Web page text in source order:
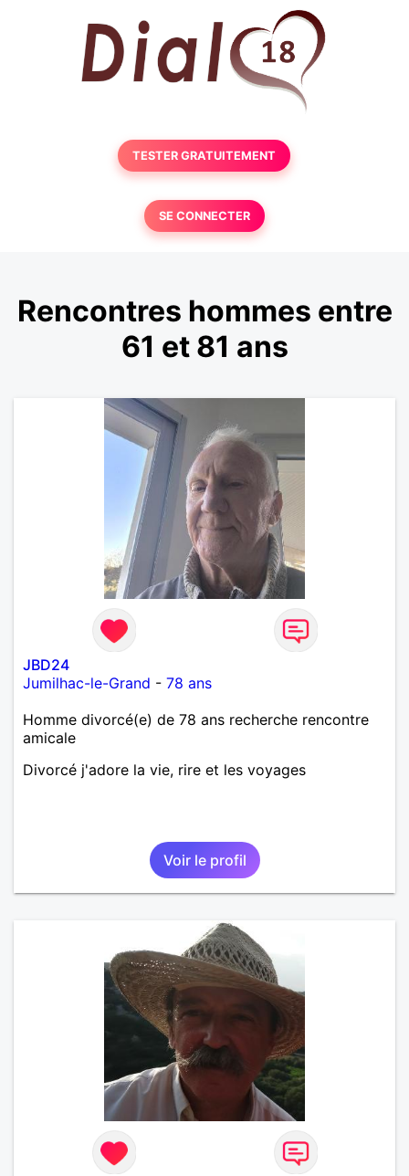
TESTER GRATUITEMENT
SE CONNECTER
Rencontres hommes entre
61 et 81 ans
JBD24
Jumilhac-le-Grand - 78 ans
Homme divorcé(e) de 78 ans recherche rencontre
amicale
Divorcé j'adore la vie, rire et les voyages
Voir le profil